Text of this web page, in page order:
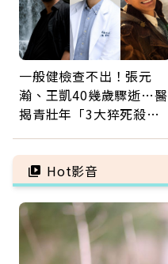
一般健檢查不出！張元
瀚、王凱40幾歲驟逝…醫
揭青壯年「3大猝死殺
雷
Hot影音